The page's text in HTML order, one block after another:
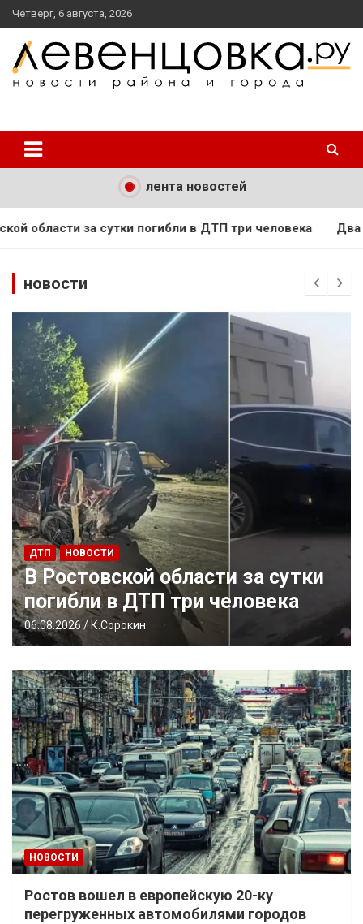
перейти
к
содержанию
Четверг, 6 августа, 2026
лента новостей
в ДТП три человека Два десятка в шести районах: в
новости
АТАКИ ДРОНОВ НОВОСТИ
Два десятка в шести районах: в
Ростовской области
уничтожены дроны ВСУ
06.08.2026 К.Сорокин
НОВОСТИ
Ростов вошел в европейскую 20-ку
перегруженных автомобилями городов